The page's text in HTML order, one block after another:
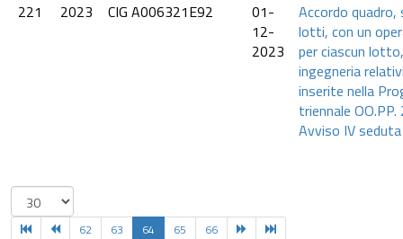
221
2023 CIG A006321E92
01-
12-
2023
Accordo quadro,
lotti, con un
per ciascun
ingegneria
inserite nella
triennale
Avviso IV seduta
62 63 64 65 66